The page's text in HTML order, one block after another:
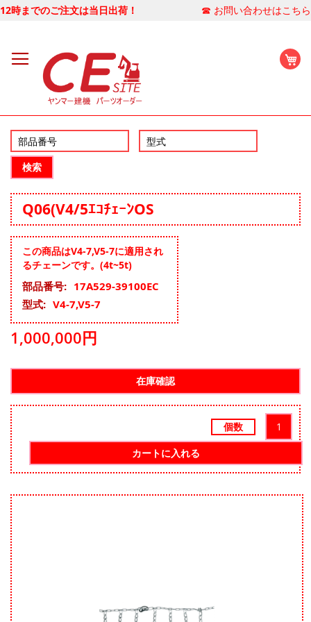
12時までのご注文は当日出荷！ ☎ お問い合わせはこちら
検索
Q06(V4/5ｴｺﾁｪｰﾝOS
この商品はV4-7,V5-7に適用され
るチェーンです。(4t~5t)
そ
の
の
情
17A529-39100EC
V4-7,V5-7
1,000,000円
個数
カートに入れる
Skip
to
the
end
of
the
images
gallery